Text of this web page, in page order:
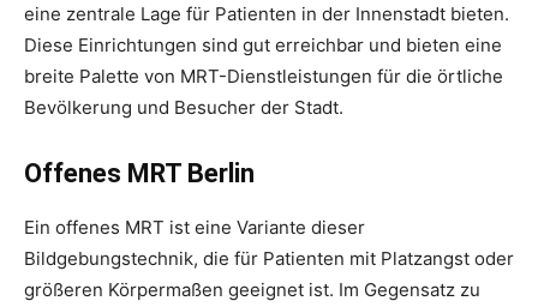
eine zentrale Lage für Patienten in der Innenstadt bieten.
Diese Einrichtungen sind gut erreichbar und bieten eine
breite Palette von MRT-Dienstleistungen für die örtliche
Bevölkerung und Besucher der Stadt.
Offenes MRT Berlin
Ein offenes MRT ist eine Variante dieser
Bildgebungstechnik, die für Patienten mit Platzangst oder
größeren Körpermaßen geeignet ist. Im Gegensatz zu